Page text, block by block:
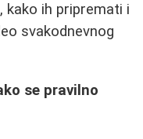
kako ih pripremati i
svakodnevnog
se pravilno